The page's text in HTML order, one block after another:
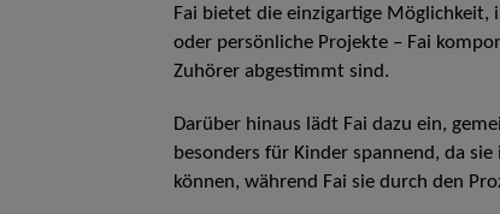
Fai bietet die einzigartige Möglichkeit,
oder persönliche Projekte – Fai
Zuhörer abgestimmt sind.
Darüber hinaus lädt Fai dazu ein,
besonders für Kinder spannend, da
können, während Fai sie durch den